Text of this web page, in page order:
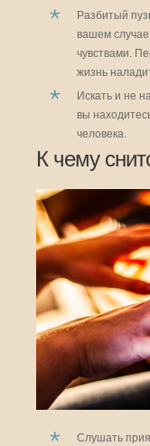
Разбитый
вашем
чувствами.
жизнь
Искать и не
вы
человека.
К чему
Слушать